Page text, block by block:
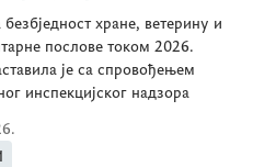
хране, ветерину и
послове током 2026.
је са спровођењем
инспекцијског надзора